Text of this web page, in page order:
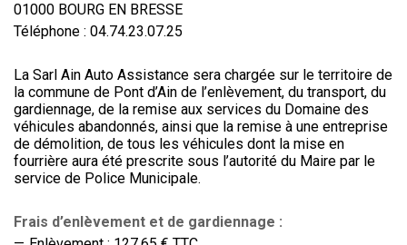
01000 BOURG EN BRESSE
Téléphone : 04.74.23.07.25
La Sarl Ain Auto Assistance sera chargée sur le territoire de
la commune de Pont d’Ain de l’enlèvement, du transport, du
gardiennage, de la remise aux services du Domaine des
véhicules abandonnés, ainsi que la remise à une entreprise
de démolition, de tous les véhicules dont la mise en
fourrière aura été prescrite sous l’autorité du Maire par le
service de Police Municipale.
Frais d’enlèvement et de gardiennage :